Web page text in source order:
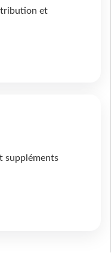
et
suppléments